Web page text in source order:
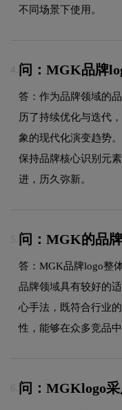
不同场景下使用。
4. 问：MGK品牌
答：作为品牌领域的
历了持续优化与迭代
象的现代化演变趋势
保持品牌核心识别元
进，历久弥新。
5. 问：MGK的品
答：MGK品牌logo整
品牌领域具有较好的
心手法，既符合行业
性，能够在众多竞品
6. 问：MGKlogo